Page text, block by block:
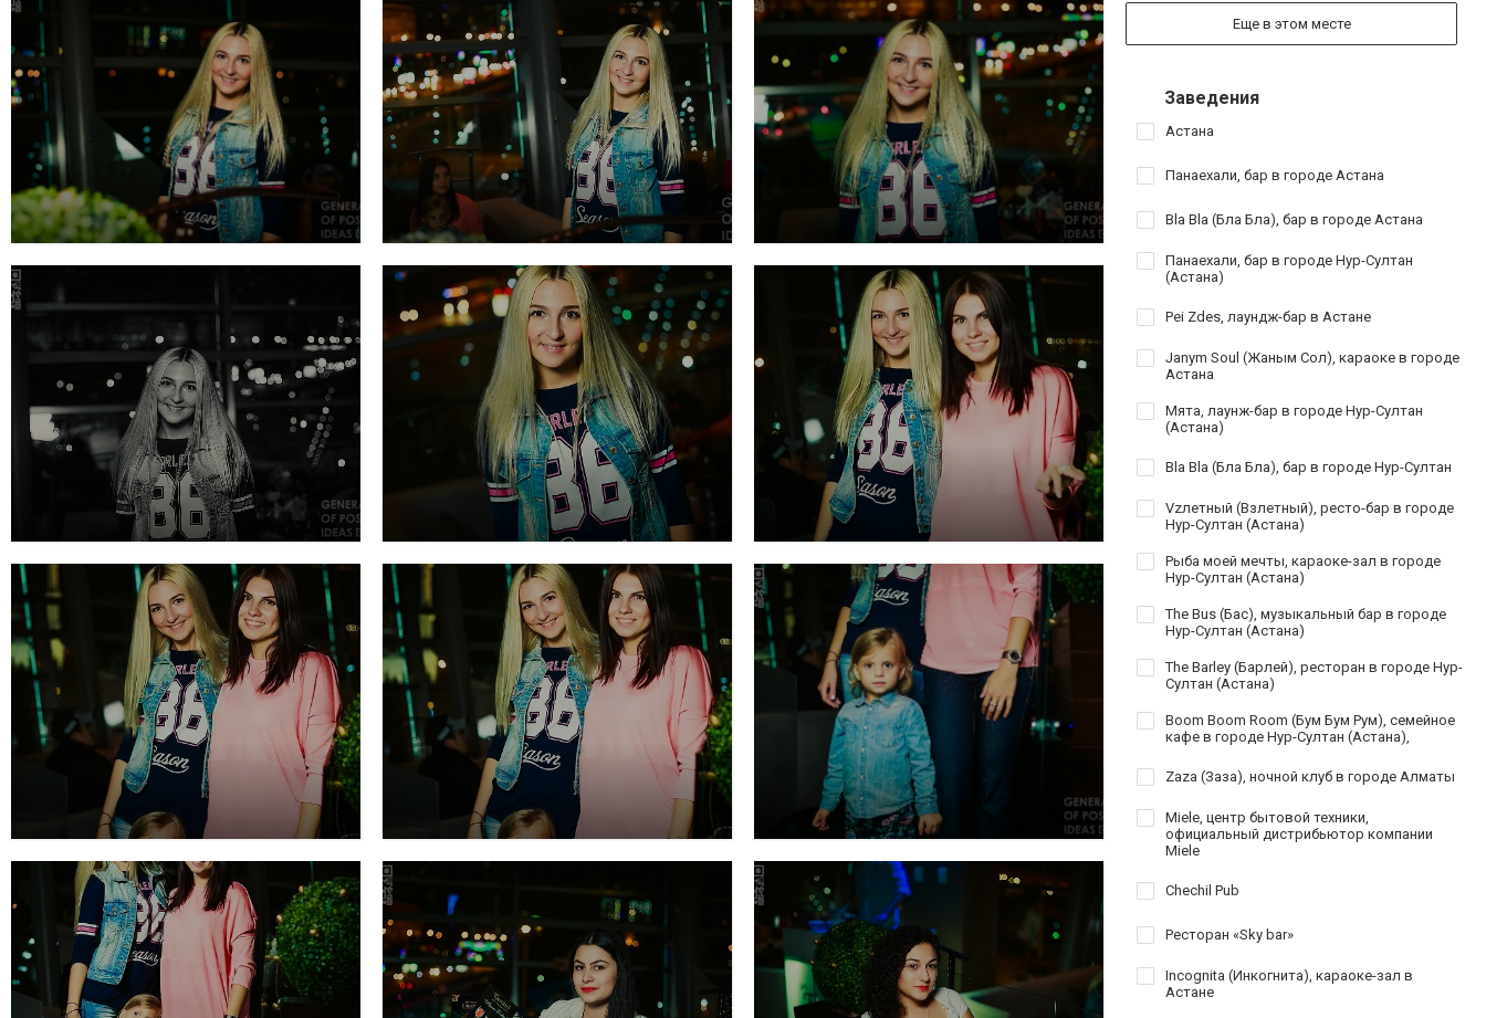
Еще в этом месте
Заведения
Астана
Панаехали, бар в городе Астана
Bla Bla (Бла Бла), бар в городе Астана
Панаехали, бар в городе Нур-Султан
(Астана)
Pei Zdes, лаундж-бар в Астане
Janym Soul (Жаным Сол), караоке в городе
Астана
Мята, лаунж-бар в городе Нур-Султан
(Астана)
Bla Bla (Бла Бла), бар в городе Нур-Султан
Vzлетный (Взлетный), ресто-бар в городе
Нур-Султан (Астана)
Рыба моей мечты, караоке-зал в городе
Нур-Султан (Астана)
The Bus (Бас), музыкальный бар в городе
Нур-Султан (Астана)
The Barley (Барлей), ресторан в городе Нур-
Султан (Астана)
Boom Boom Room (Бум Бум Рум), семейное
кафе в городе Нур-Султан (Астана),
Zaza (Заза), ночной клуб в городе Алматы
Miele, центр бытовой техники,
официальный дистрибьютор компании
Miele
Chechil Pub
Ресторан «Sky bar»
Incognita (Инкогнита), караоке-зал в
Астане